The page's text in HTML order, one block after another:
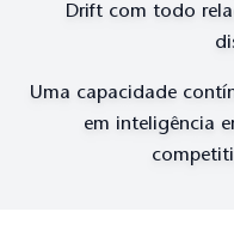
Drift com todo
Uma capacidade
em inteligência